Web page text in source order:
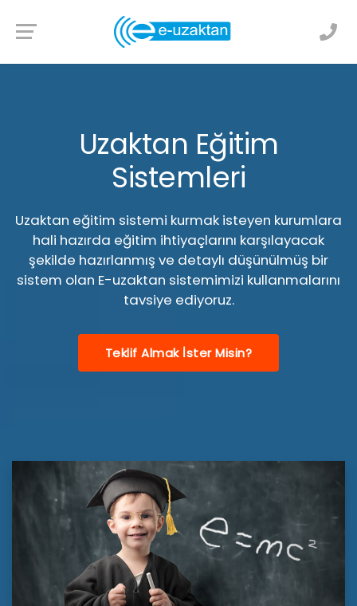
Uzaktan Eğitim
Sistemleri
Uzaktan eğitim sistemi kurmak isteyen kurumlara
hali hazırda eğitim ihtiyaçlarını karşılayacak
şekilde hazırlanmış ve detaylı düşünülmüş bir
sistem olan E-uzaktan sistemimizi kullanmalarını
tavsiye ediyoruz.
Teklif Almak İster Misin?